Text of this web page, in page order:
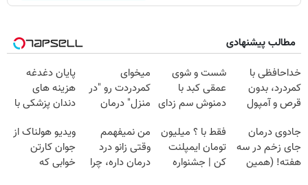
مطالب پیشنهادی
خداحافظی با
کمردرد، بدون
قرص و آمپول
شست و شوی
عمقی کبد با
دمنوش سم زدای
میخوای
کمردردت رو "در
منزل" درمان
◂پرسش‌نامه)
پایان دغدغه
هزینه های
دندان پزشکی با
خانگی
جادوی درمان
جای زخم در سه
هفته! (همین
فقط با ؟ میلیون
تومان ایمپلنت
کن | جشنواره
من نمیفهمم
وقتی زانو درد
درمان داره، چرا
ویدیو هولناک از
جوان کارتن
خوابی که